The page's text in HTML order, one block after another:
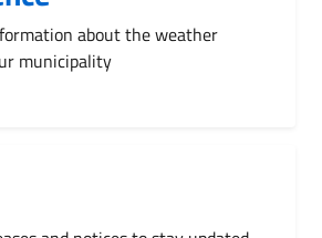
about the weather
municipality